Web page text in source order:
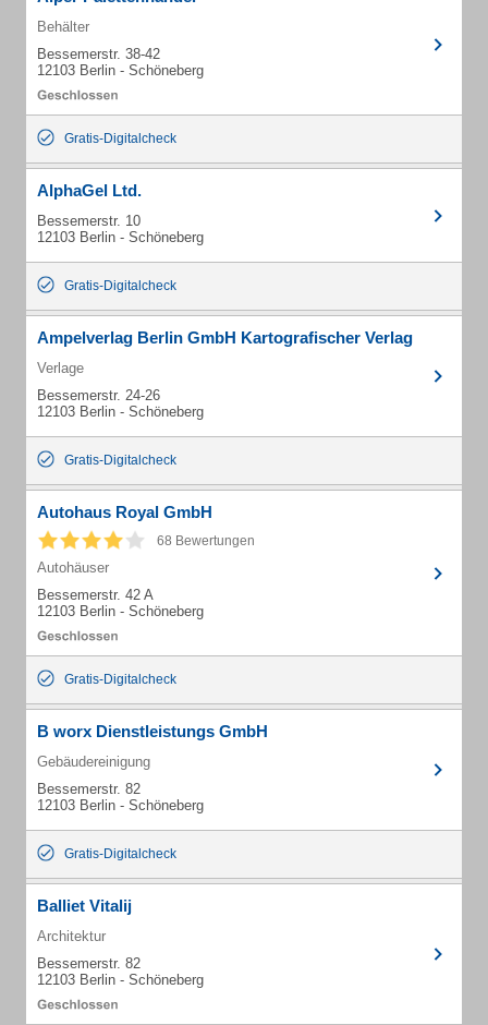
Behälter
Bessemerstr. 38-42
12103 Berlin - Schöneberg
Gratis-Digitalcheck
AlphaGel Ltd.
Bessemerstr. 10
12103 Berlin - Schöneberg
Gratis-Digitalcheck
Ampelverlag Berlin GmbH Kartografischer Verlag
Verlage
Bessemerstr. 24-26
12103 Berlin - Schöneberg
Gratis-Digitalcheck
Autohaus Royal GmbH
68 Bewertungen
Autohäuser
Bessemerstr. 42 A
12103 Berlin - Schöneberg
Gratis-Digitalcheck
B worx Dienstleistungs GmbH
Gebäudereinigung
Bessemerstr. 82
12103 Berlin - Schöneberg
Gratis-Digitalcheck
Balliet Vitalij
Architektur
Bessemerstr. 82
12103 Berlin - Schöneberg